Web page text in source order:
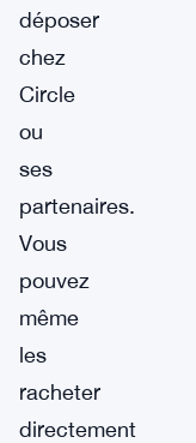
déposer
chez
Circle
ou
ses
partenaires.
Vous
pouvez
même
les
racheter
directement